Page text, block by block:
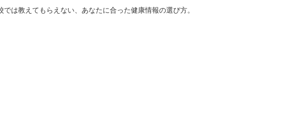
は教えてもらえない、あなたに合った健康情報の選び方。